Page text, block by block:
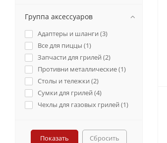
Группа аксессуаров
Адаптеры и шланги (3)
Все для пиццы (1)
Запчасти для грилей (2)
Противни металлические (1)
Столы и тележки (2)
Сумки для грилей (4)
Чехлы для газовых грилей (1)
Сбросить